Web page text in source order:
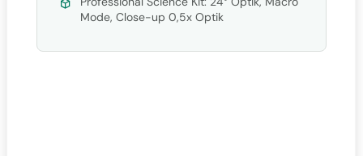
Mode, Close-up 0,5x Optik